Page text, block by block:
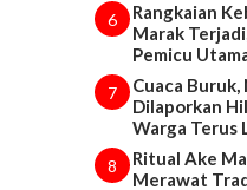
6
Rangkaian
Marak
Pemicu
7
Cuaca Buruk,
Dilaporkan
Warga Terus
8
Ritual Ake
Merawat